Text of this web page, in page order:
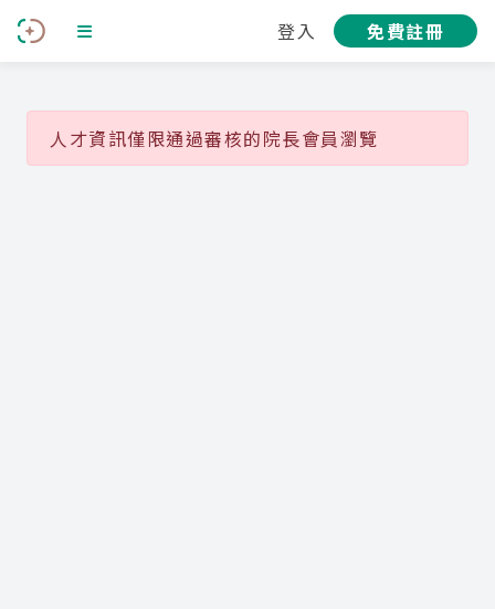
登入 免費註冊
人才資訊僅限通過審核的院長會員瀏覽